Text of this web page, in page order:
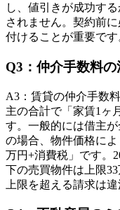
し、値引きが成功す
されません。契約前
付けることが重要です
Q3 ： 仲介手数料の
A3 ： 賃貸の仲介手数
主の合計で「家賃1ヶ
す。一般的には借主
の場合、物件価格に
万円+消費税」です。
下の売買物件は上限
上限を超える請求は違